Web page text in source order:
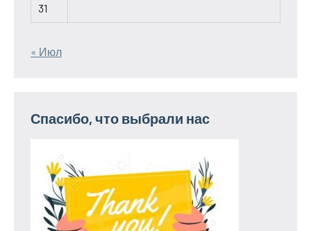
31
« Июл
Спасибо, что выбрали нас